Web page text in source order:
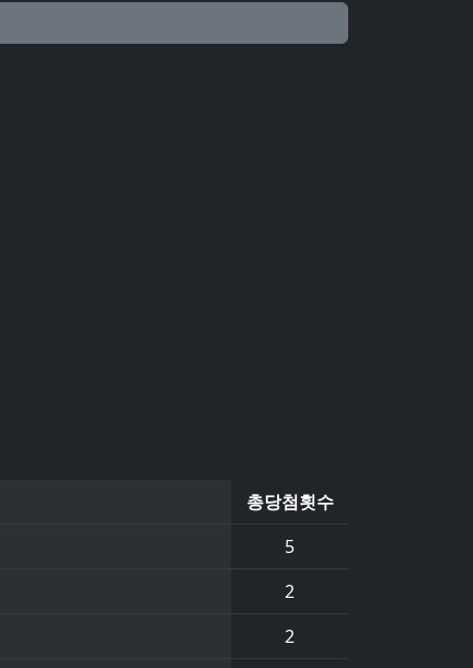
총당첨횟수
5
2
2